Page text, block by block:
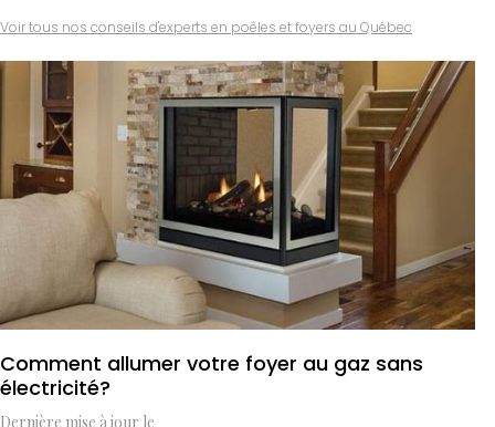
Voir tous nos conseils d'experts en poêles et foyers au Québec
Comment allumer votre foyer au gaz sans
électricité?
Dernière mise à jour le